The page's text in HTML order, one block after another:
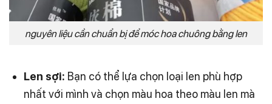
nguyên liệu cần chuẩn bị để móc hoa chuông bằng len
Len sợi: Bạn có thể lựa chọn loại len phù hợp
nhất với mình và chọn màu hoa theo màu len mà